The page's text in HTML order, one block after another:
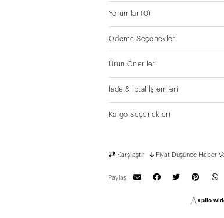
Yorumlar(0)
Ödeme Seçenekleri
Ürün Önerileri
İade & İptal İşlemleri
Kargo Seçenekleri
Karşılaştır Fiyat Düşünce Haber
Paylaş
aplio